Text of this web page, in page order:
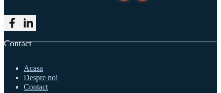
Follow me on Facebook
Follow me on LinkedIn
Contact
Acasa
Despre noi
Contact